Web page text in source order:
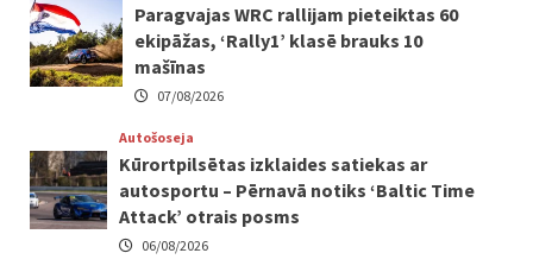
Paragvajas WRC rallijam pieteiktas 60
ekipāžas, ‘Rally1’ klasē brauks 10
mašīnas
07/08/2026
Autošoseja
Kūrortpilsētas izklaides satiekas ar
autosportu – Pērnavā notiks ‘Baltic Time
Attack’ otrais posms
06/08/2026